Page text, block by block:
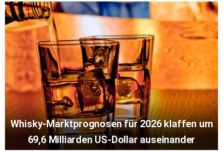
Whisky-Marktprognosen für 2026 klaffen um
69,6 Milliarden US-Dollar auseinander